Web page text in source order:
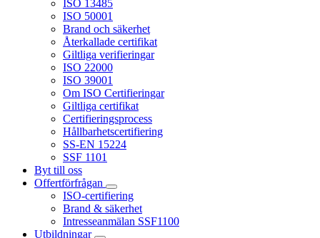
ISO 13485
ISO 50001
Brand och säkerhet
Återkallade certifikat
Giltliga verifieringar
ISO 22000
ISO 39001
Om ISO Certifieringar
Giltliga certifikat
Certifieringsprocess
Hållbarhetscertifiering
SS-EN 15224
SSF 1101
Byt till oss
Offertförfrågan
ISO-certifiering
Brand & säkerhet
Intresseanmälan SSF1100
Utbildningar